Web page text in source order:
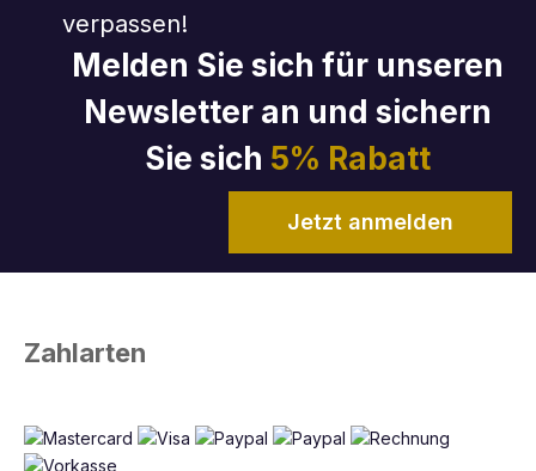
verpassen!
Melden Sie sich für unseren
Newsletter an und sichern
Sie sich 5% Rabatt
Jetzt anmelden
Zahlarten